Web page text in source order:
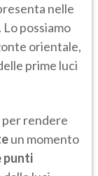
nelle
possiamo
orientale,
prime luci
per rendere
un momento
punti